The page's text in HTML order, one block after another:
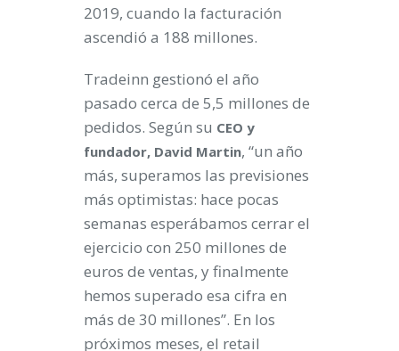
2019, cuando la facturación
ascendió a 188 millones.
Tradeinn gestionó el año
pasado cerca de 5,5 millones de
pedidos. Según su CEO y
fundador, David Martin, “un año
más, superamos las previsiones
más optimistas: hace pocas
semanas esperábamos cerrar el
ejercicio con 250 millones de
euros de ventas, y finalmente
hemos superado esa cifra en
más de 30 millones”. En los
próximos meses, el retail